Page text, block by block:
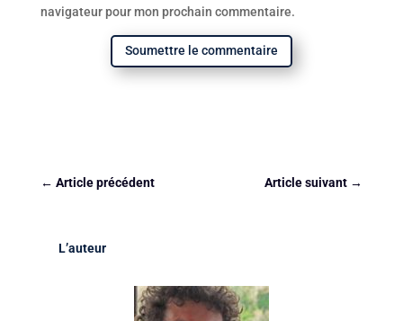
navigateur pour mon prochain commentaire.
Soumettre le commentaire
← Article précédent Article suivant →
L’auteur